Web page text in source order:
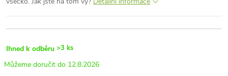
Ihned k odběru >3 ks
12.8.2026